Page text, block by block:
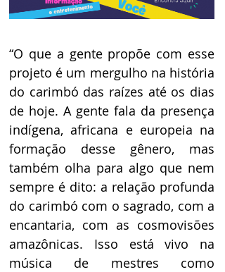
“O que a gente propõe com esse
projeto é um mergulho na história
do carimbó das raízes até os dias
de hoje. A gente fala da presença
indígena, africana e europeia na
formação desse gênero, mas
também olha para algo que nem
sempre é dito: a relação profunda
do carimbó com o sagrado, com a
encantaria, com as cosmovisões
amazônicas. Isso está vivo na
música de mestres como